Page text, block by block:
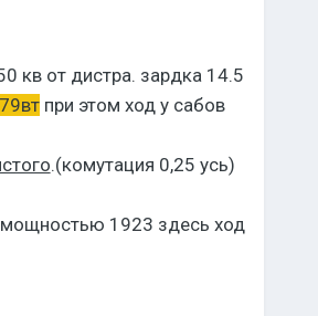
кв от дистра. зардка 14.5
при этом ход у сабов
.(комутация 0,25 усь)
1923 здесь ход